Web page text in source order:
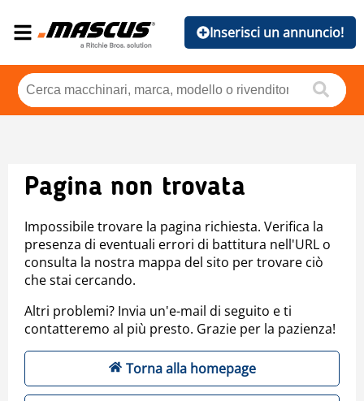
Inserisci un annuncio!
Pagina non trovata
Impossibile trovare la pagina richiesta. Verifica la
presenza di eventuali errori di battitura nell'URL o
consulta la nostra mappa del sito per trovare ciò
che stai cercando.
Altri problemi? Invia un'e-mail di seguito e ti
contatteremo al più presto. Grazie per la pazienza!
Torna alla homepage